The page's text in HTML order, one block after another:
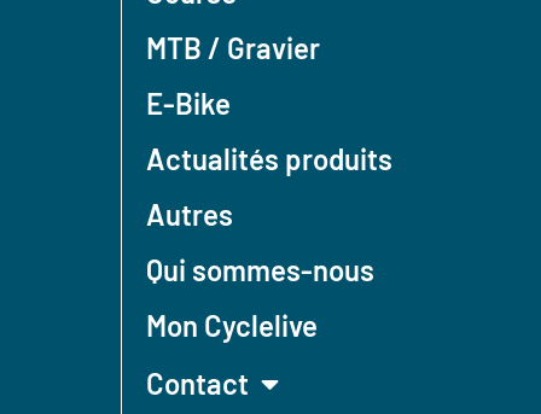
MTB / Gravier
E-Bike
Actualités produits
Autres
Qui sommes-nous
Mon Cyclelive
Contact